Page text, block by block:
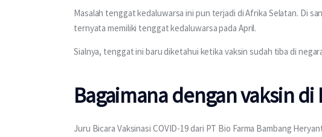
Masalah tenggat kedaluwarsa ini pun terjadi di Afrika Selatan. Di
ternyata memiliki tenggat kedaluwarsa pada April.
Sialnya, tenggat ini baru diketahui ketika vaksin sudah tiba di
Bagaimana dengan vaksin
Juru Bicara Vaksinasi COVID-19 dari PT Bio Farma Bambang